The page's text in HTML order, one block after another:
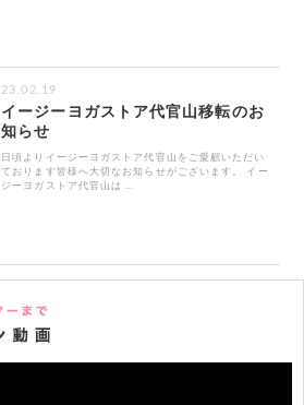
23.02.19
イージーヨガストア代官山移転のお
知らせ
日頃よりイージーヨガストア代官山をご愛顧いただい
ております皆様へ大切なお知らせがございます。 イー
ジーヨガストア代官山は …